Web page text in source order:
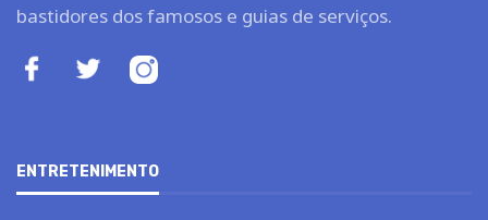
bastidores dos famosos e guias de serviços.
ENTRETENIMENTO